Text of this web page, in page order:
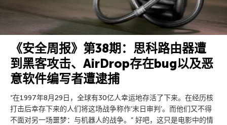
《安全周报》第38期：思科路由器遭
到黑客攻击、AirDrop存在bug以及恶
意软件编写者遭逮捕
“在1997年8月29日，全球有30亿人幸运地存活了下来。在经历核
打击后幸存下来的人们将这场战争称作’末日审判’。而他们又不得
不面对另一场噩梦：与机器人的战争。” 好吧，这只是电影中的情